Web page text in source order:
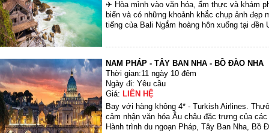
✈ Hòa mình vào văn hóa, ẩm thực và khám
biển và có những khoảnh khắc chụp ảnh đẹp
tiếng của Bali Ngắm hoàng hôn xuống tại đền
NAM PHÁP - TÂY BAN NHA - BỒ ĐÀO NHA
Thời gian:11 ngày 10 đêm
Ngày đi: Yêu cầu
Giá: LIÊN HỆ
Bay với hàng không 4* - Turkish Airlines.
cảm nhận văn hóa Âu châu đặc trưng của
Hành trình du ngoạn Pháp, Tây Ban Nha, Bồ